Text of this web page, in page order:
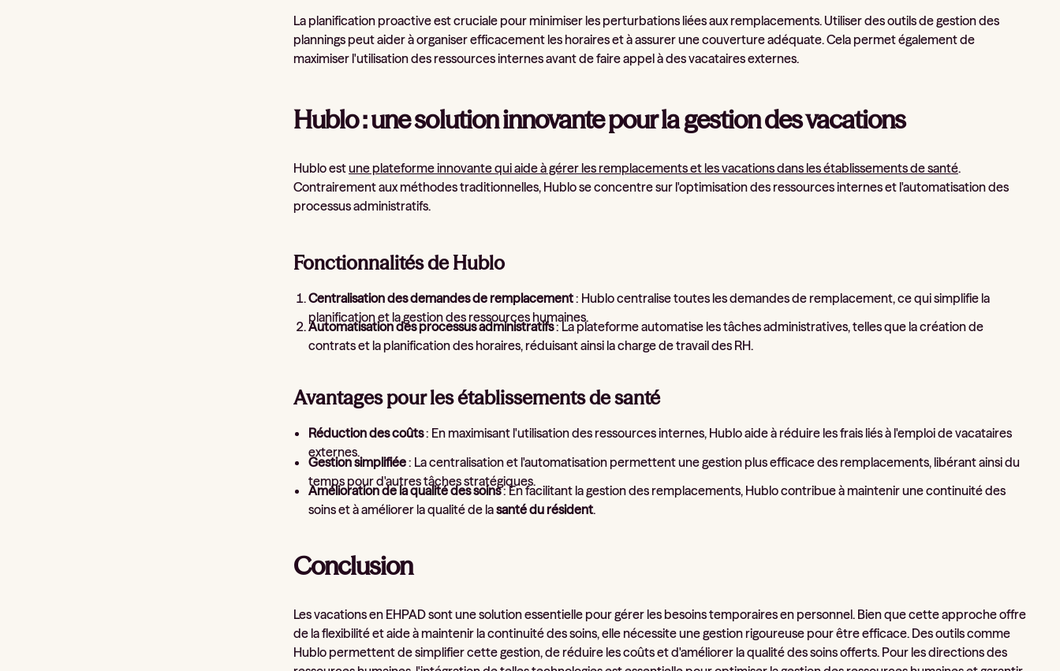
La planification proactive est cruciale pour minimiser les perturbations liées aux remplacements. Utiliser des outils de gestion des
plannings peut aider à organiser efficacement les horaires et à assurer une couverture adéquate. Cela permet également de
maximiser l'utilisation des ressources internes avant de faire appel à des vacataires externes.
Hublo : une solution innovante pour la gestion des vacations
Hublo estune plateforme innovante qui aide à gérer les remplacements et les vacations dans les établissements de santé.
Contrairement aux méthodes traditionnelles, Hublo se concentre sur l'optimisation des ressources internes et l'automatisation des
processus administratifs.
Fonctionnalités de Hublo
Centralisation des demandes de remplacement: Hublo centralise toutes les demandes de remplacement, ce qui simplifie la
planification et la gestion des ressources humaines.
Automatisation des processus administratifs: La plateforme automatise les tâches administratives, telles que la création de
contrats et la planification des horaires, réduisant ainsi la charge de travail des RH.
Avantages pour les établissements de santé
Réduction des coûts: En maximisant l'utilisation des ressources internes, Hublo aide à réduire les frais liés à l'emploi de vacataires
externes.
Gestion simplifiée: La centralisation et l'automatisation permettent une gestion plus efficace des remplacements, libérant ainsi du
temps pour d'autres tâches stratégiques.
Amélioration de la qualité des soins: En facilitant la gestion des remplacements, Hublo contribue à maintenir une continuité des
soins et à améliorer la qualité de lasanté du résident.
Conclusion
Les vacations en EHPAD sont une solution essentielle pour gérer les besoins temporaires en personnel. Bien que cette approche offre
de la flexibilité et aide à maintenir la continuité des soins, elle nécessite une gestion rigoureuse pour être efficace. Des outils comme
Hublo permettent de simplifier cette gestion, de réduire les coûts et d'améliorer la qualité des soins offerts. Pour les directions des